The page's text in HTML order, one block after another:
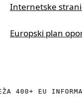
Internetske
Europski plan
400+ EU